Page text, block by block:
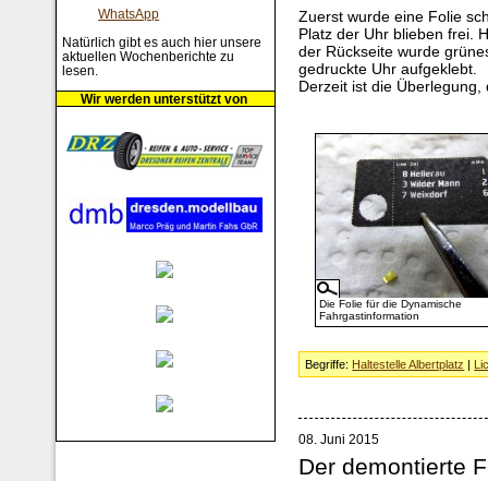
Zuerst wurde eine Folie
Platz der Uhr blieben frei.
der Rückseite wurde
gedruckte Uhr aufgeklebt.
Derzeit ist die
Die Folie für die Dynamische
Fahrgastinformation
Begriffe: Haltestelle Albertplatz |
08. Juni 2015
Der demontierte
WhatsApp
Natürlich gibt es auch hier unsere
aktuellen Wochenberichte zu
lesen.
Wir werden unterstützt von